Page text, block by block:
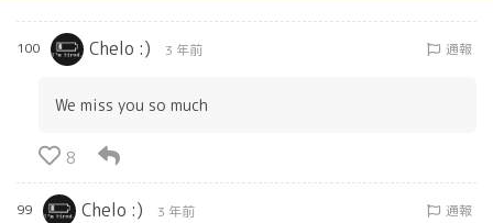
100 Chelo :) 3 年前 通報
We miss you so much
8
99 Chelo :) 3 年前 通報